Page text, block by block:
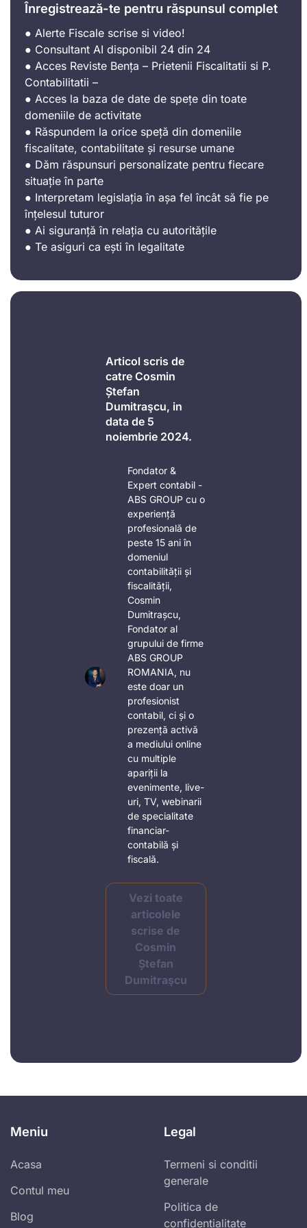
Înregistrează-te pentru răspunsul complet
● Alerte Fiscale scrise si video!
● Consultant AI disponibil 24 din 24
● Acces Reviste Bența – Prietenii Fiscalitatii si P.
Contabilitatii –
● Acces la baza de date de spețe din toate
domeniile de activitate
● Răspundem la orice speță din domeniile
fiscalitate, contabilitate și resurse umane
● Dăm răspunsuri personalizate pentru fiecare
situație în parte
● Interpretam legislația în așa fel încât să fie pe
înțelesul tuturor
● Ai siguranță în relația cu autoritățile
● Te asiguri ca ești în legalitate
Articol scris de
catre Cosmin
Ștefan
Dumitraşcu, in
data de 5
noiembrie 2024.
Fondator &
Expert contabil -
ABS GROUP cu o
experiență
profesională de
peste 15 ani în
domeniul
contabilității și
fiscalității,
Cosmin
Dumitrașcu,
Fondator al
grupului de firme
ABS GROUP
ROMANIA, nu
este doar un
profesionist
contabil, ci și o
prezență activă
a mediului online
cu multiple
apariții la
evenimente, live-
uri, TV, webinarii
de specialitate
financiar-
contabilă și
fiscală.
Vezi toate
articolele
scrise de
Cosmin
Ștefan
Dumitraşcu
Meniu
Acasa
Contul meu
Blog
Legal
Termeni si conditii
generale
Politica de
confidentialitate